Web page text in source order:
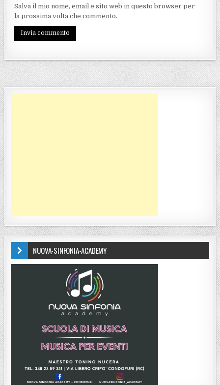
Salva il mio nome, email e sito web in questo browser per
la prossima volta che commento.
NUOVA-SINFONIA-ACADEMY